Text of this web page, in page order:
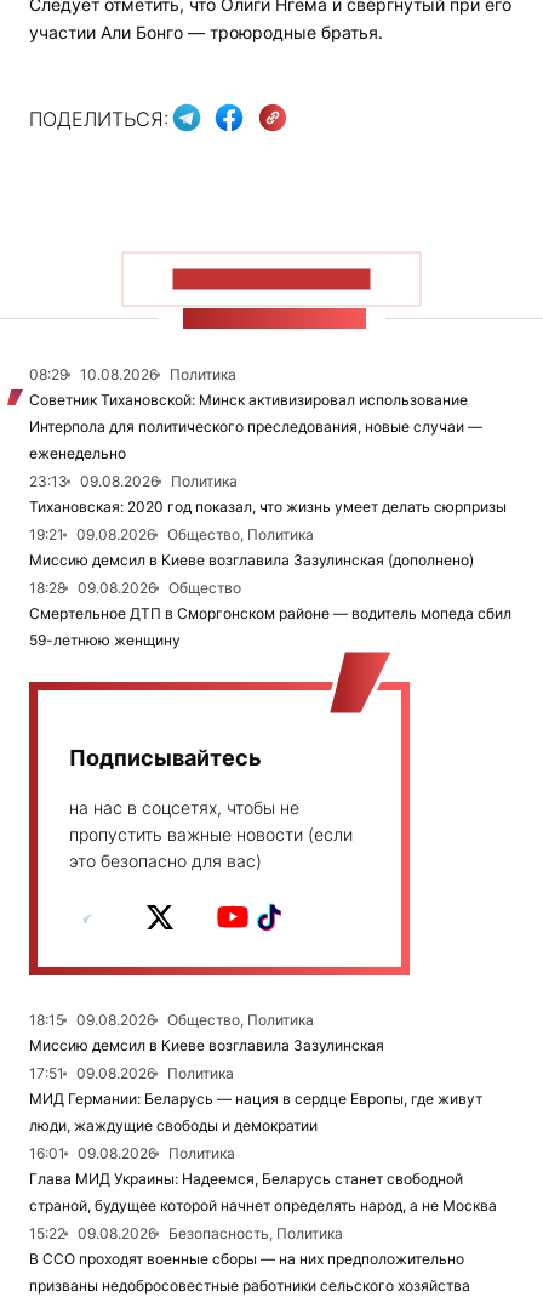
Следует отметить, что Олиги Нгема и свергнутый при его
участии Али Бонго — троюродные братья.
ПОДЕЛИТЬСЯ:
08:29 10.08.2026
Политика
Советник Тихановской: Минск активизировал использование
Интерпола для политического преследования, новые случаи —
еженедельно
23:13
09.08.2026
Политика
Тихановская: 2020 год показал, что жизнь умеет делать сюрпризы
19:21
09.08.2026
Общество, Политика
Миссию демсил в Киеве возглавила Зазулинская (дополнено)
18:28
09.08.2026
Общество
Смертельное ДТП в Сморгонском районе — водитель мопеда сбил
59-летнюю женщину
Подписывайтесь
на нас в соцсетях, чтобы не
пропустить важные новости (если
это безопасно для вас)
18:15 09.08.2026
Общество, Политика
Миссию демсил в Киеве возглавила Зазулинская
17:51
09.08.2026
Политика
МИД Германии: Беларусь — нация в сердце Европы, где живут
люди, жаждущие свободы и демократии
16:01
09.08.2026
Политика
Глава МИД Украины: Надеемся, Беларусь станет свободной
страной, будущее которой начнет определять народ, а не Москва
15:22
09.08.2026
Безопасность, Политика
В ССО проходят военные сборы — на них предположительно
призваны недобросовестные работники сельского хозяйства